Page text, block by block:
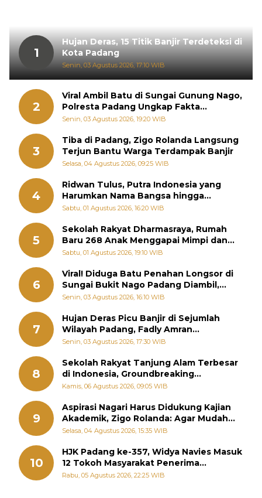
1
Hujan Deras, 15 Titik Banjir Terdeteksi di
Kota Padang
Senin, 03 Agustus 2026, 17:10 WIB
2
Viral Ambil Batu di Sungai Gunung Nago,
Polresta Padang Ungkap Fakta
Sebenarnya
Senin, 03 Agustus 2026, 19:20 WIB
3
Tiba di Padang, Zigo Rolanda Langsung
Terjun Bantu Warga Terdampak Banjir
Selasa, 04 Agustus 2026, 09:25 WIB
4
Ridwan Tulus, Putra Indonesia yang
Harumkan Nama Bangsa hingga
Diabadikan dalam Buku Jepang
Sabtu, 01 Agustus 2026, 16:20 WIB
5
Sekolah Rakyat Dharmasraya, Rumah
Baru 268 Anak Menggapai Mimpi dan
Memutus Rantai Kemiskinan
Sabtu, 01 Agustus 2026, 19:10 WIB
6
Viral! Diduga Batu Penahan Longsor di
Sungai Bukit Nago Padang Diambil,
Warga Khawatir Bencana Terulang
Senin, 03 Agustus 2026, 16:10 WIB
7
Hujan Deras Picu Banjir di Sejumlah
Wilayah Padang, Fadly Amran
Perintahkan OPD Siaga
Senin, 03 Agustus 2026, 17:30 WIB
8
Sekolah Rakyat Tanjung Alam Terbesar
di Indonesia, Groundbreaking
September
Kamis, 06 Agustus 2026, 09:05 WIB
9
Aspirasi Nagari Harus Didukung Kajian
Akademik, Zigo Rolanda: Agar Mudah
Diperjuangkan di Kementerian
Selasa, 04 Agustus 2026, 15:35 WIB
10
HJK Padang ke-357, Widya Navies Masuk
12 Tokoh Masyarakat Penerima
Penghargaan Pemko Padang
Rabu, 05 Agustus 2026, 22:25 WIB